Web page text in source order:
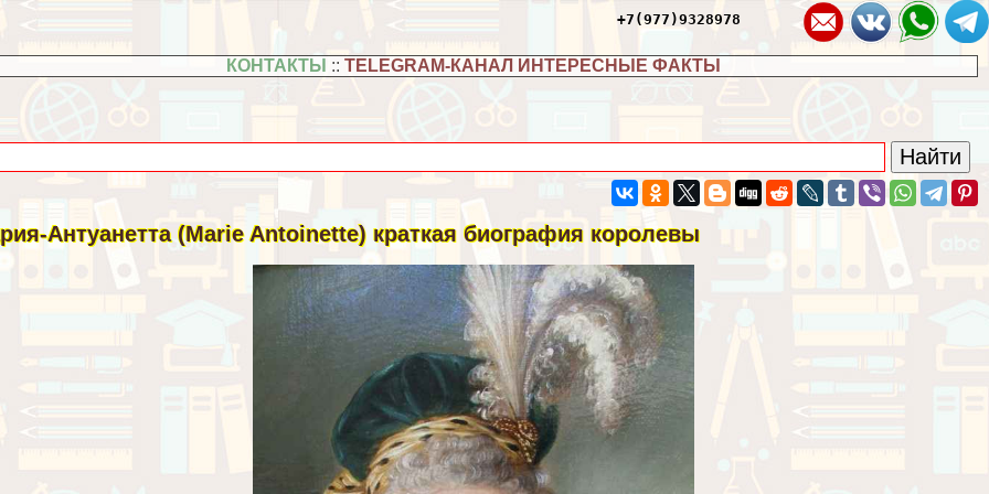
+7(977)9328978
КОНТАКТЫ ::TELEGRAM-КАНАЛ ИНТЕРЕСНЫЕ ФАКТЫ
Антуанетта (Marie Antoinette) краткая биография королевы